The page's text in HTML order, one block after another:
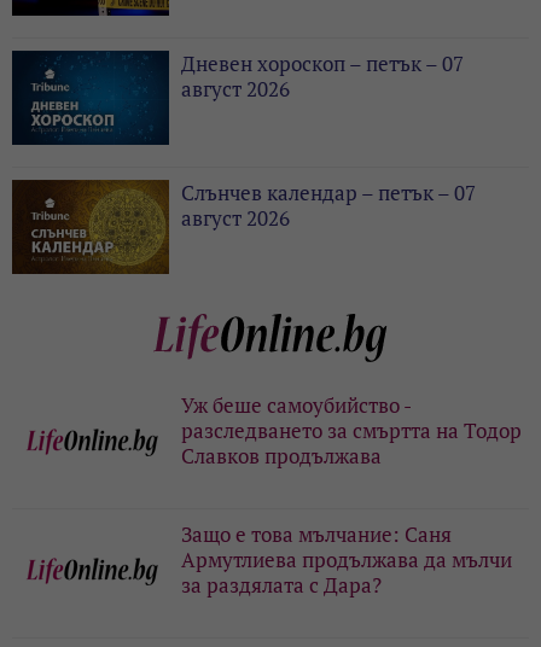
Дневен хороскоп – петък – 07
август 2026
Слънчев календар – петък – 07
август 2026
Уж беше самоубийство -
разследването за смъртта на Тодор
Славков продължава
Защо е това мълчание: Саня
Армутлиева продължава да мълчи
за раздялата с Дара?